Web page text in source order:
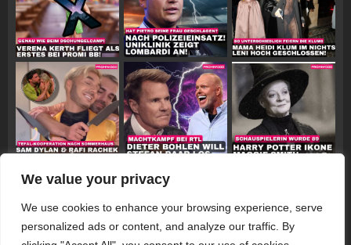
We value your privacy
We use cookies to enhance your browsing experience, serve
personalized ads or content, and analyze our traffic. By
Follow on Instagram